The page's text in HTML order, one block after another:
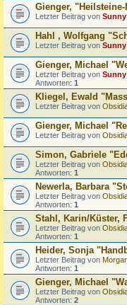
Gienger,
Letzter Beitrag von Sunny
Hahl , Wolfgang
Letzter Beitrag von Sunny
Gienger, Michael
Letzter Beitrag von Sunny
Antworten: 1
Kliegel, Ewald
Letzter Beitrag von
Gienger, Michael
Letzter Beitrag von
Simon, Gabriele
Letzter Beitrag von
Antworten: 1
Newerla, Barbara
Letzter Beitrag von
Antworten: 1
Stahl, Karin/Küster,
Letzter Beitrag von
Antworten: 1
Heider, Sonja
Letzter Beitrag von
Antworten: 1
Gienger, Michael
Letzter Beitrag von
Antworten: 2